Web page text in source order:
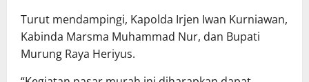
Turut mendampingi, Kapolda Irjen Iwan Kurniawan,
Kabinda Marsma Muhammad Nur, dan Bupati
Murung Raya Heriyus.